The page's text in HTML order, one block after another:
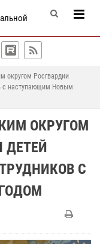
округом Росгвардии
с наступающим Новым
ОКРУГОМ
ДЕТЕЙ
С